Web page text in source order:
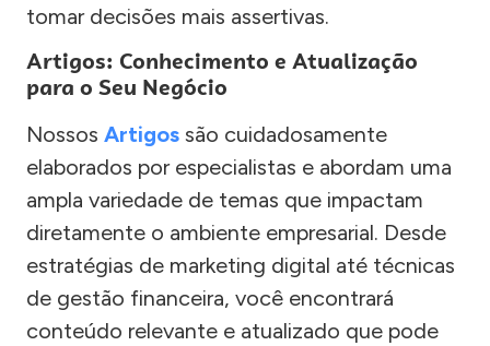
tomar decisões mais assertivas.
Artigos: Conhecimento e Atualização
para o Seu Negócio
Nossos Artigos são cuidadosamente
elaborados por especialistas e abordam uma
ampla variedade de temas que impactam
diretamente o ambiente empresarial. Desde
estratégias de marketing digital até técnicas
de gestão financeira, você encontrará
conteúdo relevante e atualizado que pode